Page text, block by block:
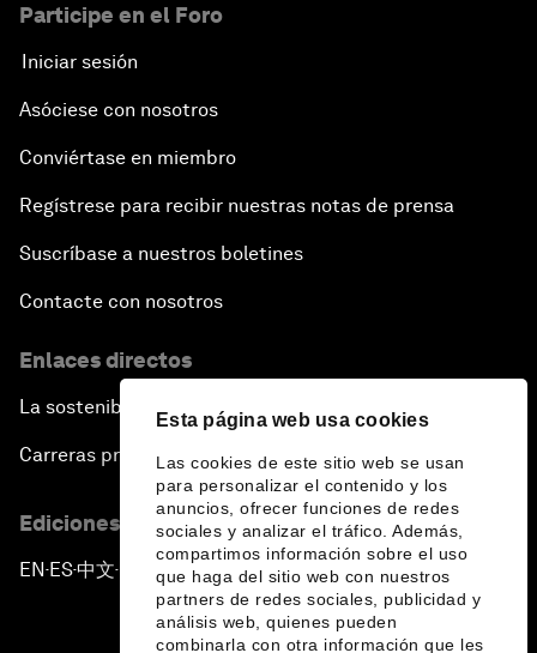
Esta página web usa cookies
Las cookies de este sitio web se usan
para personalizar el contenido y los
anuncios, ofrecer funciones de redes
sociales y analizar el tráfico. Además,
compartimos información sobre el uso
que haga del sitio web con nuestros
partners de redes sociales, publicidad y
análisis web, quienes pueden
combinarla con otra información que les
Participe en el Foro
Iniciar sesión
Asóciese con nosotros
Conviértase en miembro
Regístrese para recibir nuestras notas de prensa
Suscríbase a nuestros boletines
Contacte con nosotros
Enlaces directos
La sostenibilidad en el Foro
Carreras profesionales
Ediciones en otros idiomas
EN ▪ES▪中文▪ 日本語